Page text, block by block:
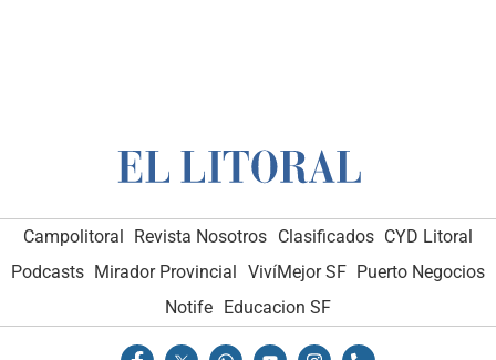
Campolitoral Revista Nosotros Clasificados CYD Litoral
Podcasts Mirador Provincial VivíMejor SF Puerto Negocios
Notife Educacion SF